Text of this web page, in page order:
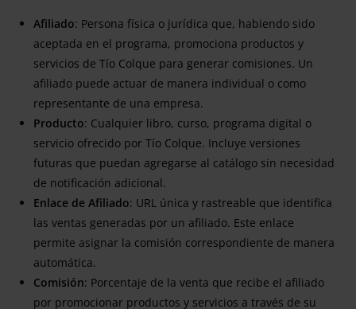
Afiliado: Persona física o jurídica que, habiendo sido
aceptada en el programa, promociona productos y
servicios de Tío Colque para generar comisiones. Un
afiliado puede actuar de manera individual o como
representante de una empresa.
Producto: Cualquier libro, curso, programa digital o
servicio ofrecido por Tío Colque. Incluye versiones
futuras que puedan agregarse al catálogo sin necesidad
de notificación adicional.
Enlace de Afiliado: URL única y rastreable que identifica
las ventas generadas por un afiliado. Este enlace
permite asignar la comisión correspondiente de manera
automática.
Comisión: Porcentaje de la venta que recibe el afiliado
por promocionar productos y servicios a través de su